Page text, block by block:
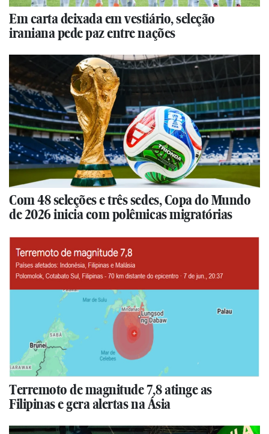
Em carta deixada em vestiário, seleção
iraniana pede paz entre nações
Com 48 seleções e três sedes, Copa do Mundo
de 2026 inicia com polêmicas migratórias
Terremoto de magnitude 7,8 atinge as
Filipinas e gera alertas na Ásia